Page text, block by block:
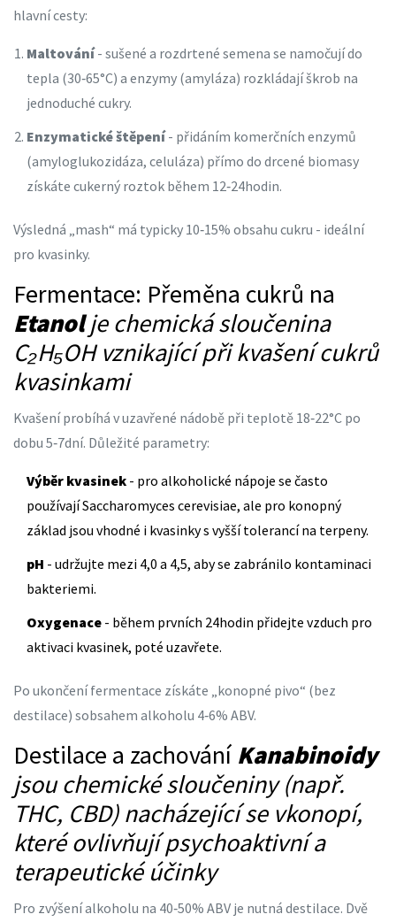
hlavní cesty:
Maltování- sušené a rozdrtené semena se namočují do
tepla (30‑65°C) a enzymy (amyláza) rozkládají škrob na
jednoduché cukry.
Enzymatické štěpení- přidáním komerčních enzymů
(amyloglukozidáza, celuláza) přímo do drcené biomasy
získáte cukerný roztok během 12‑24hodin.
Výsledná „mash“ má typicky 10‑15% obsahu cukru - ideální
pro kvasinky.
Fermentace: Přeměna cukrů na
Etanoljechemická sloučenina
C₂H₅OH vznikající při kvašení cukrů
kvasinkami
Kvašení probíhá v uzavřené nádobě při teplotě 18‑22°C po
dobu 5‑7dní. Důležité parametry:
Výběr kvasinek - pro alkoholické nápoje se často
používají Saccharomyces cerevisiae, ale pro konopný
základ jsou vhodné i kvasinky s vyšší tolerancí na terpeny.
pH - udržujte mezi 4,0 a 4,5, aby se zabránilo kontaminaci
bakteriemi.
Oxygenace - během prvních 24hodin přidejte vzduch pro
aktivaci kvasinek, poté uzavřete.
Po ukončení fermentace získáte „konopné pivo“ (bez
destilace) sobsahem alkoholu 4‑6% ABV.
Destilace a zachování Kanabinoidy
jsouchemické sloučeniny (např.
THC, CBD) nacházející se vkonopí,
které ovlivňují psychoaktivní a
terapeutické účinky
Pro zvýšení alkoholu na 40‑50% ABV je nutná destilace. Dvě